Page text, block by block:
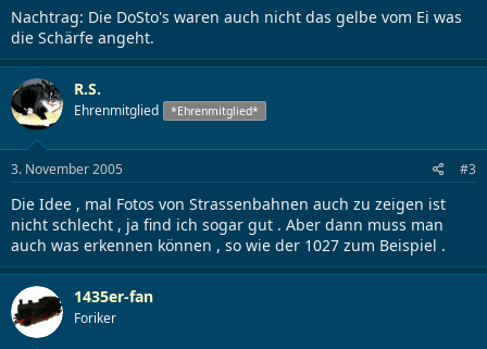
Nachtrag: Die DoSto's waren auch nicht das gelbe vom Ei was
die Schärfe angeht.
R.S.
Ehrenmitglied *Ehrenmitglied*
3. November 2005 #3
Die Idee , mal Fotos von Strassenbahnen auch zu zeigen ist
nicht schlecht , ja find ich sogar gut . Aber dann muss man
auch was erkennen können , so wie der 1027 zum Beispiel .
1435er-fan
Foriker